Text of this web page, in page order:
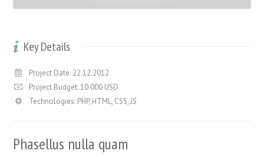
Key Details
Project Date: 22.12.2012
Project Budget: 10.000 USD
Technologies: PHP, HTML, CSS, JS
Phasellus nulla quam